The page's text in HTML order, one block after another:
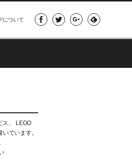
について
ス、 LEGO
ています。